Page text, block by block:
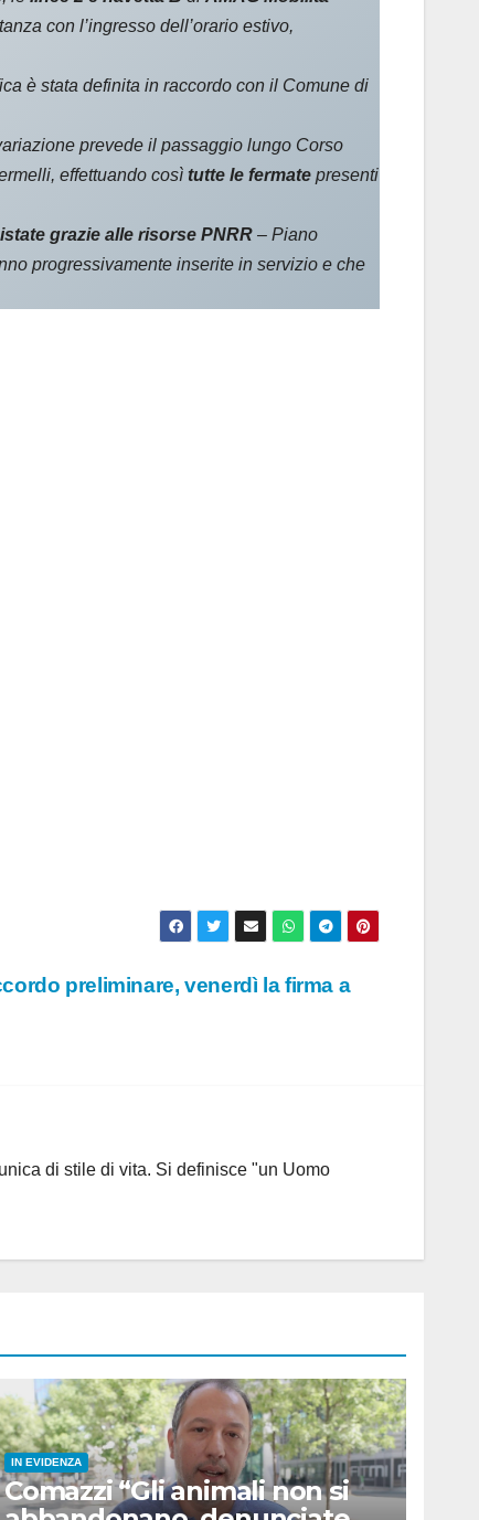
con l’ingresso dell’orario estivo,
è stata definita in raccordo con il Comune di
prevede il passaggio lungo Corso
effettuando così tutte le fermate presenti
grazie alle risorse PNRR – Piano
progressivamente inserite in servizio e che
preliminare, venerdì la firma a
di stile di vita. Si definisce "un Uomo
IN EVIDENZA
Comazzi “Gli animali non si